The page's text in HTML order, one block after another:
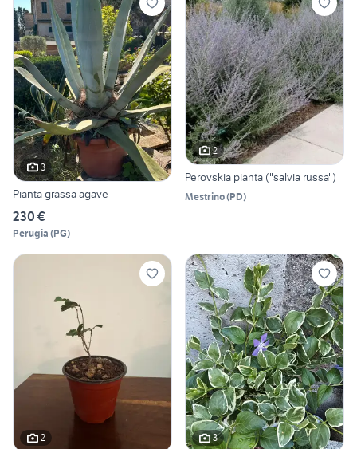
3
Pianta grassa agave
230 €
Perugia (PG)
2
Perovskia pianta ("salvia russa")
Mestrino(PD)
2 3